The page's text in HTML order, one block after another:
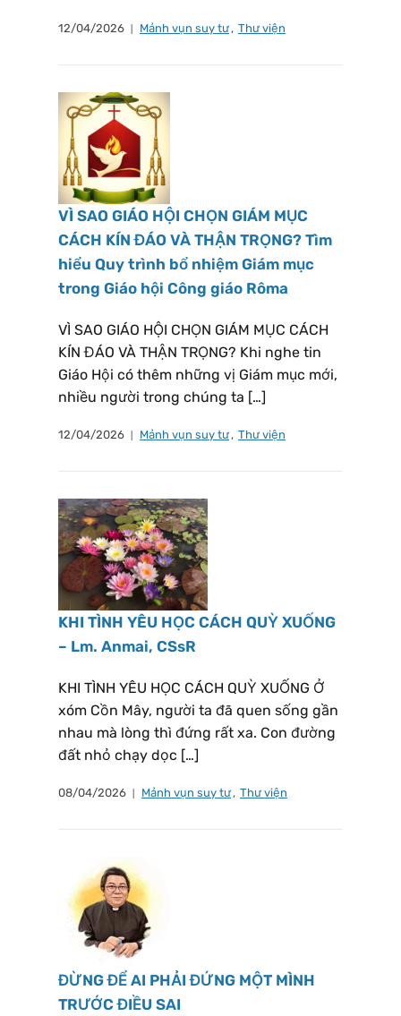
12/04/2026 Mảnh vụn suy tư, Thư viện
VÌ SAO GIÁO HỘI CHỌN GIÁM MỤC
CÁCH KÍN ĐÁO VÀ THẬN TRỌNG? Tìm
hiểu Quy trình bổ nhiệm Giám mục
trong Giáo hội Công giáo Rôma
VÌ SAO GIÁO HỘI CHỌN GIÁM MỤC CÁCH
KÍN ĐÁO VÀ THẬN TRỌNG? Khi nghe tin
Giáo Hội có thêm những vị Giám mục mới,
nhiều người trong chúng ta […]
12/04/2026 Mảnh vụn suy tư, Thư viện
KHI TÌNH YÊU HỌC CÁCH QUỲ XUỐNG
– Lm. Anmai, CSsR
KHI TÌNH YÊU HỌC CÁCH QUỲ XUỐNG Ở
xóm Cồn Mây, người ta đã quen sống gần
nhau mà lòng thì đứng rất xa. Con đường
đất nhỏ chạy dọc […]
08/04/2026 Mảnh vụn suy tư, Thư viện
ĐỪNG ĐỂ AI PHẢI ĐỨNG MỘT MÌNH
TRƯỚC ĐIỀU SAI